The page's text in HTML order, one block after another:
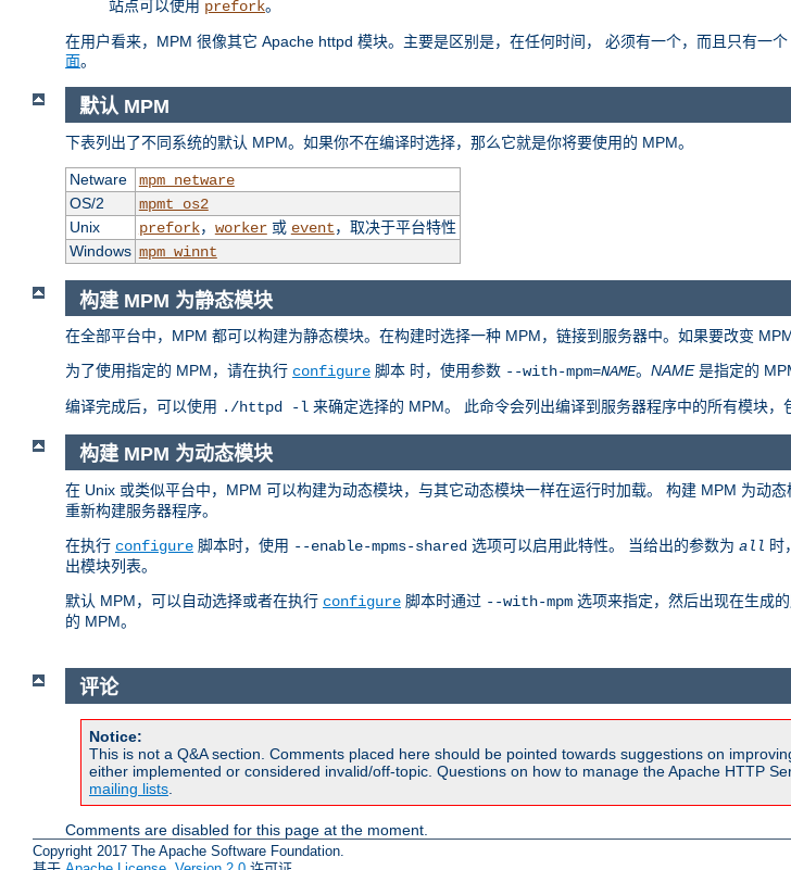
站点可以使用 prefork。
在用户看来，MPM 很像其它 Apache httpd 模块。主要是区别是，在任何时间， 必须有一个，而且只有一
面。
默认 MPM
下表列出了不同系统的默认 MPM。如果你不在编译时选择，那么它就是你将要使用的 MPM。
Netware
mpm_netware
OS/2
mpmt_os2
Unix
prefork， worker或 event，取决于平台特性
Windows mpm_winnt
构建 MPM 为静态模块
在全部平台中，MPM 都可以构建为静态模块。在构建时选择一种 MPM，链接到服务器中。如果要改变
为了使用指定的 MPM，请在执行 configure 脚本 时，使用参数 --with-mpm=NAME。 NAME是指定的
编译完成后，可以使用 ./httpd -l 来确定选择的 MPM。 此命令会列出编译到服务器程序中的所有模块，
构建 MPM 为动态模块
在 Unix 或类似平台中，MPM 可以构建为动态模块，与其它动态模块一样在运行时加载。 构建 MPM 为动
重新构建服务器程序。
在执行 configure 脚本时，使用 --enable-mpms-shared 选项可以启用此特性。 当给出的参数为 all 时
出模块列表。
默认 MPM，可以自动选择或者在执行 configure 脚本时通过 --with-mpm 选项来指定，然后出现在生成
的 MPM。
评论
Notice:
This is not a Q&A section. Comments placed here should be pointed towards suggestions on
either implemented or considered invalid/off-topic. Questions on how to manage the Apache HTTP
mailing lists
Comments are disabled for this page at the moment.
Copyright 2017 The Apache Software Foundation.